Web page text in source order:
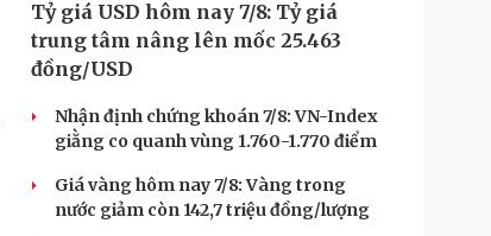
Tỷ giá USD hôm nay 7/8: Tỷ giá
trung tâm nâng lên mốc 25.463
đồng/USD
Nhận định chứng khoán 7/8: VN-Index
giằng co quanh vùng 1.760-1.770 điểm
Giá vàng hôm nay 7/8: Vàng trong
nước giảm còn 142,7 triệu đồng/lượng